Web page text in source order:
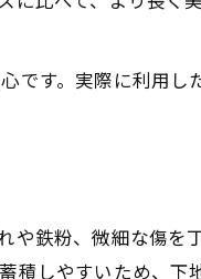
です。実際に利用し
や鉄粉、微細な傷を
積しやすいため、下